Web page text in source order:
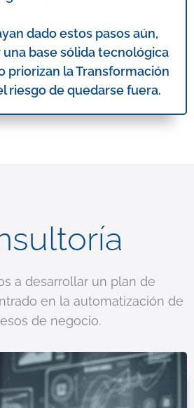
dado estos pasos aún,
base sólida tecnológica
priorizan la Transformación
riesgo de quedarse fuera.
a desarrollar un plan de
en la automatización de
de negocio.